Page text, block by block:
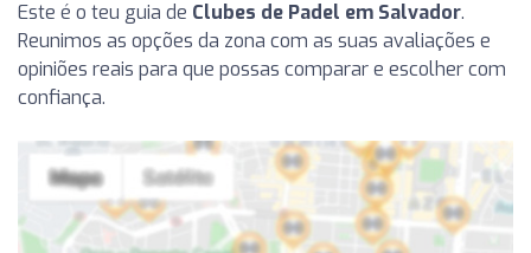
Este é o teu guia de Clubes de Padel em Salvador.
Reunimos as opções da zona com as suas avaliações e
opiniões reais para que possas comparar e escolher com
confiança.